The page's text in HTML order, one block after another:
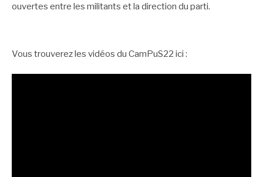
ouvertes entre les militants et la direction du parti.
Vous trouverez les vidéos du CamPuS22 ici :